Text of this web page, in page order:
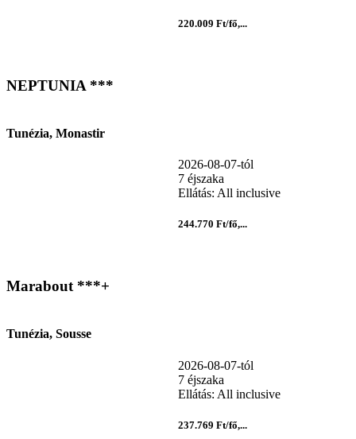
220.009 Ft/fő,...
NEPTUNIA ***
Tunézia, Monastir
2026-08-07-tól
7 éjszaka
Ellátás: All inclusive
244.770 Ft/fő,...
Marabout ***+
Tunézia, Sousse
2026-08-07-tól
7 éjszaka
Ellátás: All inclusive
237.769 Ft/fő,...